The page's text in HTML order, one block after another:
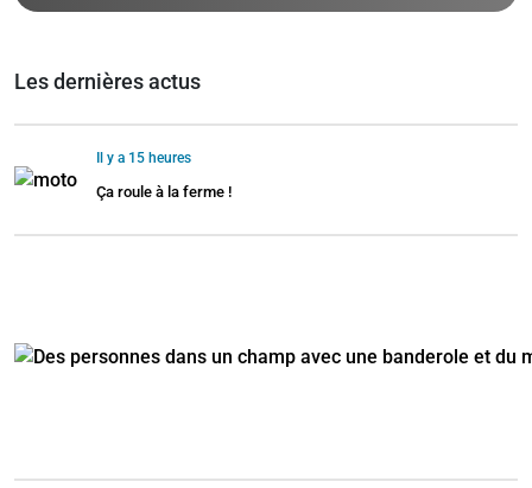
Les dernières actus
Il y a 15 heures
Ça roule à la ferme !